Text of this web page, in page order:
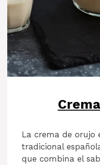
La crema de orujo
tradicional
que combina el